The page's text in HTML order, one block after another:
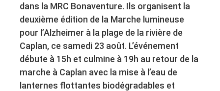
dans la MRC Bonaventure. Ils organisent la
deuxième édition de la Marche lumineuse
pour l’Alzheimer à la plage de la rivière de
Caplan, ce samedi 23 août. L’événement
débute à 15h et culmine à 19h au retour de la
marche à Caplan avec la mise à l’eau de
lanternes flottantes biodégradables et